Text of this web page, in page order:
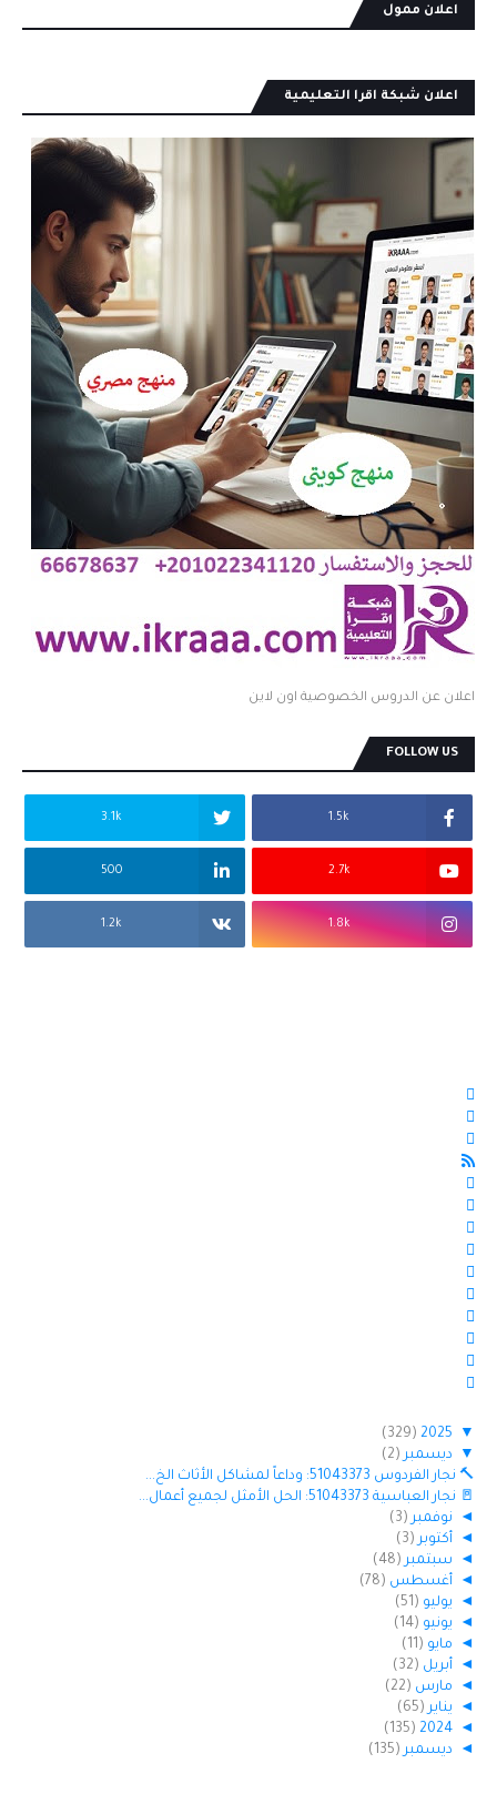
اعلان ممول
اعلان شبكة اقرا التعليمية
اعلان عن الدروس الخصوصية اون لاين
FOLLOW US
1.5k
3.1k
2.7k
500
1.8k
1.2k
▼
2025
(329)
▼
ديسمبر (2)
🔨 نجار الفردوس 51043373: وداعاً لمشاكل الأثاث الخ...
🚪 نجار العباسية 51043373: الحل الأمثل لجميع أعمال...
◄ نوفمبر (3)
◄ أكتوبر (3)
◄ سبتمبر (48)
◄ أغسطس (78)
◄ يوليو (51)
◄ يونيو (14)
◄ مايو (11)
◄ أبريل (32)
◄ مارس (22)
◄ يناير (65)
◄
2024
(135)
◄ ديسمبر (135)